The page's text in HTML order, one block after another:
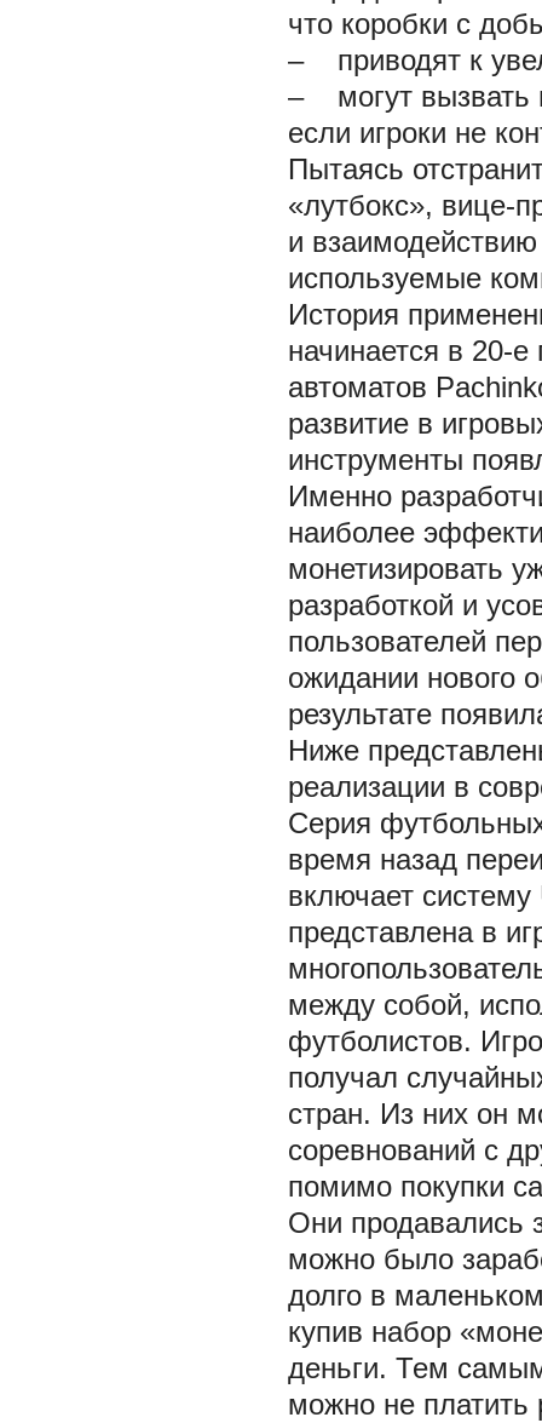
что коробки с
– приводят к
– могут вызвать
если игроки не
Пытаясь
«лутбокс», вице-
и
используемые
История
начинается в 20-е
автоматов
развитие в
инструменты
Именно
наиболее
монетизировать
разработкой и
пользователей
ожидании нового
результате
Ниже
реализации в
Серия
время назад
включает
представлена в
между собой,
футболистов.
получал
стран. Из них он
соревнований с
помимо покупки
Они продавались
можно было
долго в
купив набор
деньги. Тем
можно не платить